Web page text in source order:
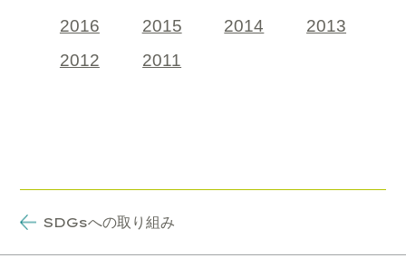
2016
2015 2014
2013
2012
2011
SDGsへの取り組み